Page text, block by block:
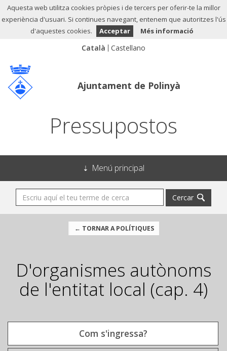
Aquesta web utilitza cookies pròpies i de tercers per oferir-te la millor
experiència d'usuari. Si continues navegant, entenem que autoritzes l'ús
d'aquestes cookies.
Acceptar Més informació
Ajuntament de Polinyà
Pressupostos
Menú principal
Cercar
← TORNAR A POLÍTIQUES
D'organismes autònoms
de l'entitat local (cap. 4)
Com s'ingressa?